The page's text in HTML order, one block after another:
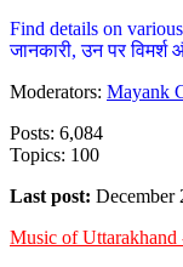
Find details on
जानकारी, उन पर
Moderators: Mayank
Posts: 6,084
Topics: 100
Last post: December
Music of Uttarakhand